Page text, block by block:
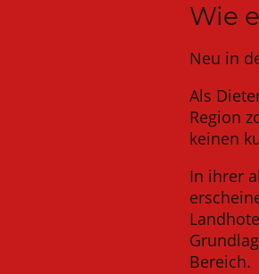
Wie
Neu in
Als
Region
keinen
In ihrer
Bereich.